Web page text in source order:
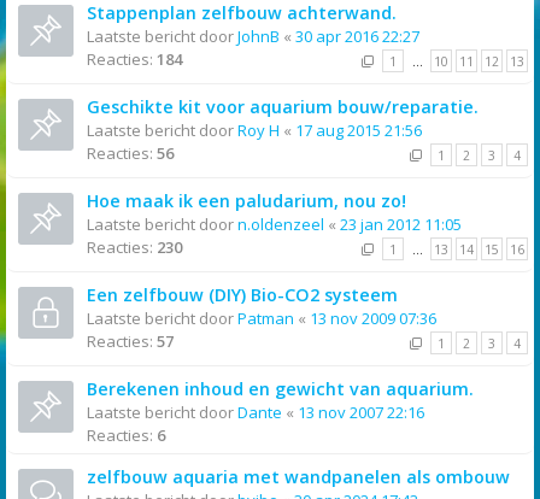
Stappenplan zelfbouw achterwand.
Laatste bericht doorJohnB « 30 apr 2016 22:27
Reacties: 184 1 … 10 11 12 13
Geschikte kit voor aquarium bouw/reparatie.
Laatste bericht doorRoy H « 17 aug 2015 21:56
Reacties: 56 1 2 3 4
Hoe maak ik een paludarium, nou zo!
Laatste bericht doorn.oldenzeel « 23 jan 2012 11:05
Reacties: 230 1 … 13 14 15 16
Een zelfbouw (DIY) Bio-CO2 systeem
Laatste bericht doorPatman « 13 nov 2009 07:36
Reacties: 57 1 2 3 4
Berekenen inhoud en gewicht van aquarium.
Laatste bericht doorDante « 13 nov 2007 22:16
Reacties: 6
zelfbouw aquaria met wandpanelen als ombouw